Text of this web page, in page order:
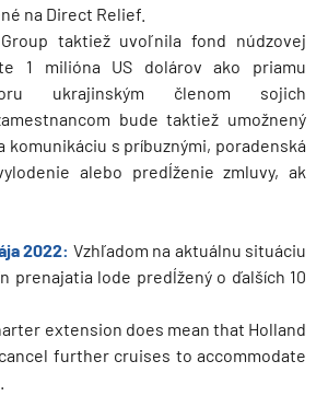
na Direct Relief.
taktiež uvoľnila fond núdzovej
1 milióna US dolárov ako priamu
ukrajinským členom sojich
bude taktiež umožnený
komunikáciu s príbuznými, poradenská
alebo predĺženie zmluvy, ak
2022: Vzhľadom na aktuálnu situáciu
prenajatia lode predĺžený o ďalších 10
extension does mean that Holland
further cruises to accommodate